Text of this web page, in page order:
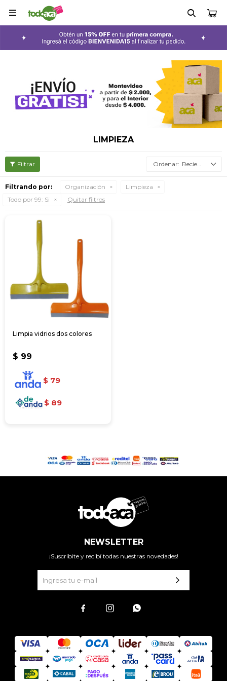

LIMPIEZA
Recientes
Filtrando por: Organización
Limpieza
Todo por 99: Si Quitar filtros
Limpia vidrios dos colores
$ 99
$ 79
$ 89
NEWSLETTER
¡Suscribite y recibí todas nuestras novedades!
  